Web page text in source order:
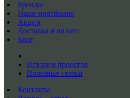
Бренды
Наше портфолио
Акции
Доставка и оплата
Блог
Истории проектов
Полезные статьи
Контакты